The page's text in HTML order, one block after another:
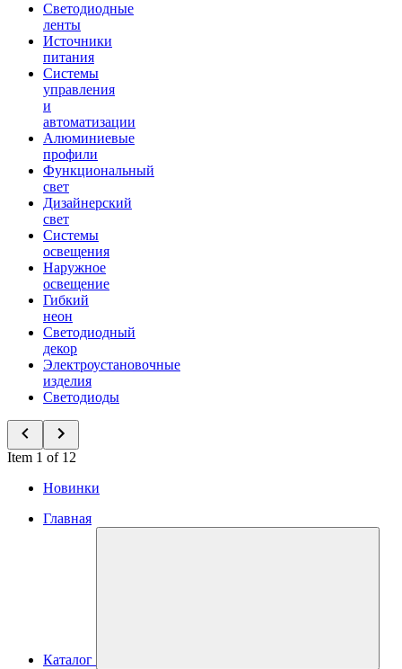
Светодиодные
ленты
Источники
питания
Системы
управления
и
автоматизации
Алюминиевые
профили
Функциональный
свет
Дизайнерский
свет
Системы
освещения
Наружное
освещение
Гибкий
неон
Светодиодный
декор
Электроустановочные
изделия
Светодиоды
Item 1 of 12
Новинки
Главная
Каталог